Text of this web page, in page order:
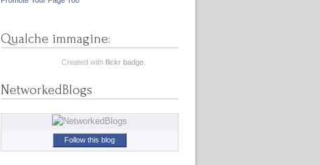
Qualche immagine:
Created with flickr badge.
NetworkedBlogs
Follow this blog